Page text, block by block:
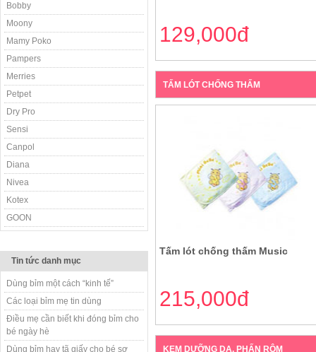
Bobby
Moony
Mamy Poko
Pampers
Merries
Petpet
Dry Pro
Sensi
Canpol
Diana
Nivea
Kotex
GOON
Tin tức danh mục
Dùng bỉm một cách “kinh tế”
Các loại bỉm mẹ tin dùng
Điều mẹ cần biết khi đóng bỉm cho
bé ngày hè
Dùng bỉm hay tã giấy cho bé sơ
129,000đ
TẤM LÓT CHỐNG THẤM
Tấm lót chống thấm Music
215,000đ
KEM DƯỠNG DA, PHẤN RÔM